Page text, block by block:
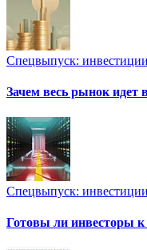
Спецвыпуск: инвестиции
Зачем весь рынок идет
Спецвыпуск: инвестиции
Готовы ли инвесторы